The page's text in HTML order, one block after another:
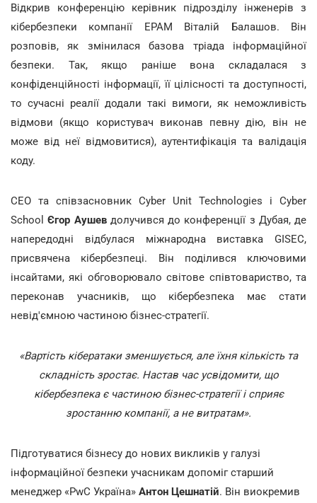
Відкрив конференцію керівник підрозділу інженерів з
кібербезпеки компанії ЕРАМ Віталій Балашов. Він
розповів, як змінилася базова тріада інформаційної
безпеки. Так, якщо раніше вона складалася з
конфіденційності інформації, її цілісності та доступності,
то сучасні реалії додали такі вимоги, як неможливість
відмови (якщо користувач виконав певну дію, він не
може від неї відмовитися), аутентифікація та валідація
коду.
СЕО та співзасновник Cyber Unit Technologies і Cyber
School Єгор Аушевдолучився до конференції з Дубая, де
напередодні відбулася міжнародна виставка GISEC,
присвячена кібербезпеці. Він поділився ключовими
інсайтами, які обговорювало світове співтовариство, та
переконав учасників, що кібербезпека має стати
невід'ємною частиною бізнес-стратегії.
«Вартість кібератаки зменшується, але їхня кількість та
складність зростає. Настав час усвідомити, що
кібербезпека є частиною бізнес-стратегії і сприяє
зростанню компанії, а не витратам».
Підготуватися бізнесу до нових викликів у галузі
інформаційної безпеки учасникам допоміг старший
менеджер «PwC Україна» Антон Цешнатій. Він виокремив